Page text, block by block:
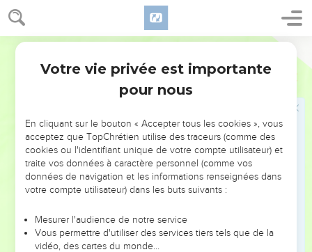
Ezéchiel 22
gloire ; ils ont multiplié les veuves au milieu d'elle.
Ses Sacrificateurs ont fait violence à ma Loi ; et ont
profané mes choses saintes ; ils n'ont point mis différence
entre la chose sainte et la profane, ils n'ont point donné à
connaître [la différence qu'il y a] entre la chose immonde et
la nette, et ils ont caché leurs yeux de mes Sabbats, et j'ai
été profané au milieu d'eux.
Ses principaux ont été au milieu d'elle comme des loups
qui ravissent la proie, pour répandre le sang et pour détruire
les âmes, pour s'adonner au gain déshonnête.
Ses Prophètes aussi les ont enduits de mortier mal lié ; ils
disant : ainsi a dit le Seigneur l'Eternel ; et cependant
l'Eternel n'avait point parlé.
Votre vie privée est importante
pour nous
En cliquant sur le bouton « Accepter tous les cookies », vous
acceptez que TopChrétien utilise des traceurs (comme des
cookies ou l'identifiant unique de votre compte utilisateur) et
traite vos données à caractère personnel (comme vos
données de navigation et les informations renseignées dans
votre compte utilisateur) dans les buts suivants :
Mesurer l'audience de notre service
Vous permettre d'utiliser des services tiers tels que de la
vidéo, des cartes du monde…